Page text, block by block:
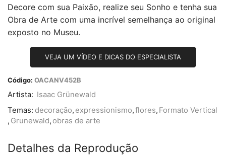
Decore com sua Paixão, realize seu Sonho e tenha sua
Obra de Arte com uma incrível semelhança ao original
exposto no Museu.
VEJA UM VÍDEO E DICAS DO ESPECIALISTA
Código: OACANV452B
Artista: Isaac Grünewald
Temas: decoração, expressionismo,flores, Formato Vertical
, Grunewald, obras de arte
Detalhes da Reprodução